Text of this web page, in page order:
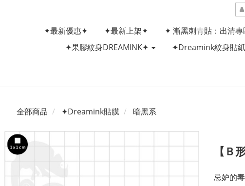
✦最新優惠✦ ✦最新上架✦
✦ 漸黑刺青貼：出清
✦果膠紋身DREAMINK✦
✦Dreamink紋身貼紙
全部商品 ✦Dreamink貼膜 暗黑系
【Ｂ
忌妒的